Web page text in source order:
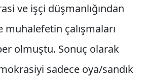
ve işçi düşmanlığından
muhalefetin çalışmaları
olmuştu. Sonuç olarak
sadece oya/sandık